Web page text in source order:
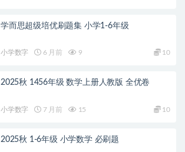
学而思超级培优刷题集 小学1-6年级
小学数字 6 月前 9 10
2025秋 1456年级 数学上册人教版 全优卷
小学数字 7 月前 15 10
2025秋 1-6年级 小学数学 必刷题